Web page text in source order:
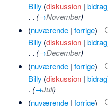
Billy (diskussion| bidrag
. . (→November)
(nuværende| forrige)
Billy (diskussion| bidrag
. . (→December)
(nuværende| forrige)
Billy (diskussion| bidrag
. (→Juli)
(nuværende| forrige)